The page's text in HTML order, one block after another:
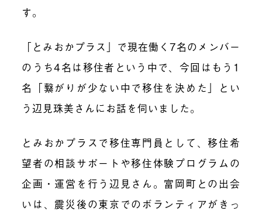
す。
「とみおかプラス」で現在働く7名のメンバー
のうち4名は移住者という中で、今回はもう1
名「繋がりが少ない中で移住を決めた」とい
う辺見珠美さんにお話を伺いました。
とみおかプラスで移住専門員として、移住希
望者の相談サポートや移住体験プログラムの
企画・運営を行う辺見さん。富岡町との出会
いは、震災後の東京でのボランティアがきっ